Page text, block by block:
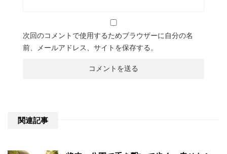
次回のコメントで使用するためブラウザーに自分の名
前、メールアドレス、サイトを保存する。
関連記事